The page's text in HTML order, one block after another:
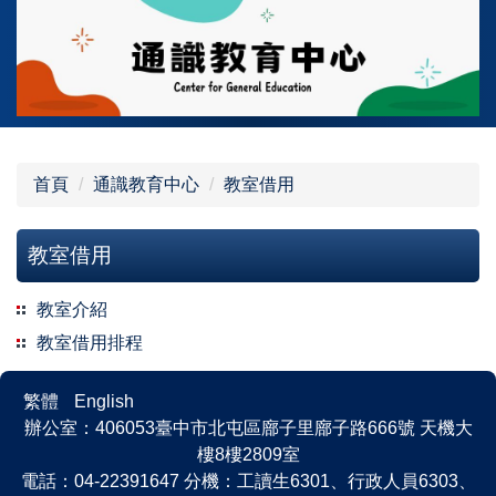
主
內
首頁 通識教育中心 教室借用
教室借用
教室介紹
教室借用排程
繁體
English
辦公室：406053臺中市北屯區廍子里廍子路666號 天機大
樓8樓2809室
電話：04-22391647 分機：工讀生6301、行政人員6303、